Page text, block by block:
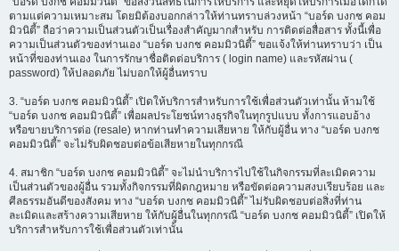
ตามแต่ความเหมาะสม โดยมิต้องบอกกล่าวให้ท่านทราบล่วงหน้า “บอร์ด บงกช คอม
มิวนิตี้” ถือว่าความเป็นส่วนตัวเป็นเรื่องสำคัญมากสำหรับ การติดต่อสื่อสาร ทั้งนี้เพื่อ
ความเป็นส่วนตัวของท่านเอง “บอร์ด บงกช คอมมิวนิตี้” ขอแจ้งให้ท่านทราบว่า เป็น
หน้าที่ของท่านเอง ในการรักษาชื่อติดต่อบริการ ( login name) และรหัสผ่าน (
password) ให้ปลอดภัย ไม่บอกให้ผู้อื่นทราบ
3. “บอร์ด บงกช คอมมิวนิตี้” เปิดให้บริการสำหรับการใช้เพื่อส่วนตัวเท่านั้น ห้ามใช้
“บอร์ด บงกช คอมมิวนิตี้” เพื่อผลประโยชน์ทางธุรกิจในทุกรูปแบบ ทั้งการแอบอ้าง
หรือขายบริการต่อ (resale) หากท่านทำความเสียหาย ให้กับผู้อื่น ทาง “บอร์ด บงกช
คอมมิวนิตี้” จะไม่รับผิดชอบต่อข้อเสียหายในทุกกรณี
4. สมาชิก “บอร์ด บงกช คอมมิวนิตี้” จะไม่นำบริการไปใช้ในกิจกรรมที่ละเมิดความ
เป็นส่วนตัวของผู้อื่น รวมทั้งกิจกรรมที่ผิดกฎหมาย หรือขัดต่อความสงบเรียบร้อย และ
ศีลธรรมอันดีของสังคม ทาง “บอร์ด บงกช คอมมิวนิตี้” ไม่รับผิดชอบต่อสิ่งที่ท่าน
ละเมิดและสร้างความเสียหาย ให้กับผู้อื่นในทุกกรณี “บอร์ด บงกช คอมมิวนิตี้” เปิดให้
บริการสำหรับการใช้เพื่อส่วนตัวเท่านั้น